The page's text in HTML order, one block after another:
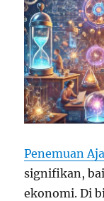
Penemuan
signifikan,
ekonomi. Di